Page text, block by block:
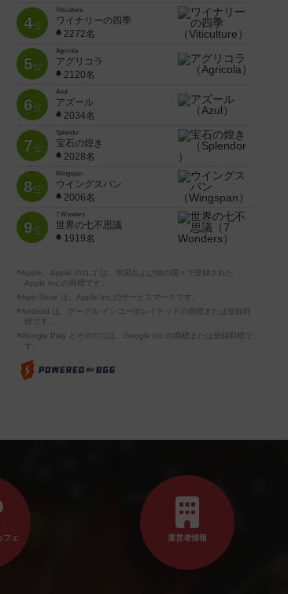
4位
Viticulture
ワイナリーの四季
2272名
5位
Agricola
アグリコラ
2120名
6位
Azul
アズール
2034名
7位
Splendor
宝石の煌き
2028名
8位
Wingspan
ウイングスパン
2006名
9位
7 Wonders
世界の七不思議
1919名
※Apple、Apple のロゴ は、米国および他の国々で登録された
Apple Inc.の商標です。
※App Store は、Apple Inc.のサービスマークです。
※Android は、グーグル インコーポレイテッドの商標または登録商
標です。
※Google Play とそのロゴは、Google Inc.の商標または登録商標で
す。
フェ 運営者情報